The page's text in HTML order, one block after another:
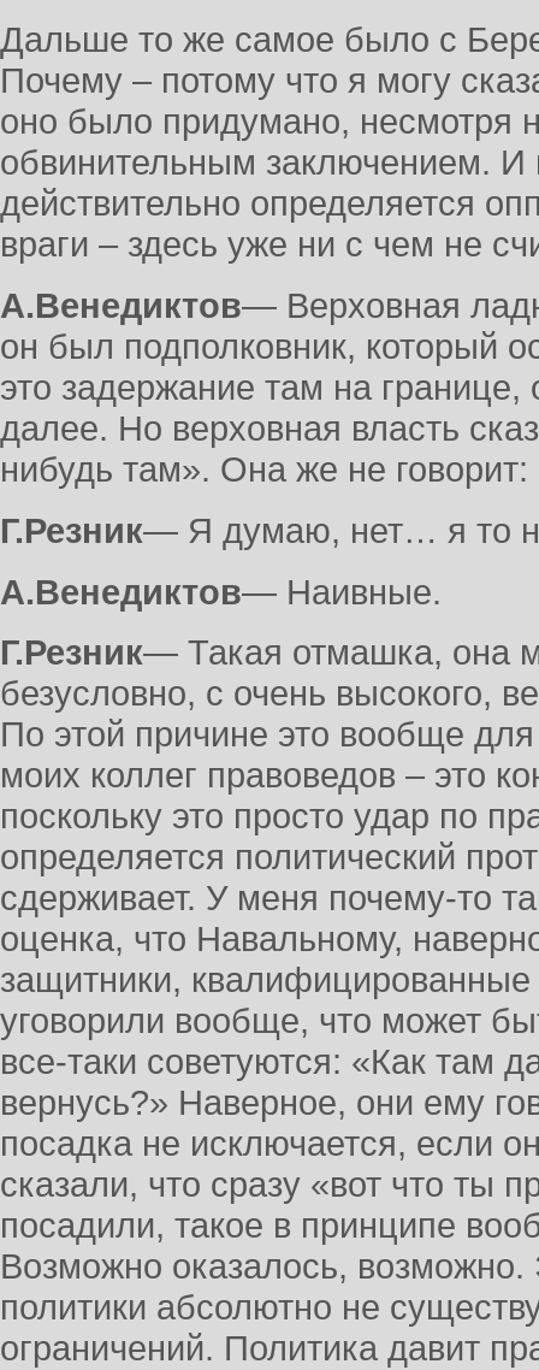
Дальше то же самое было с
Почему – потому что я могу
оно было придумано, несмотря
обвинительным заключением. И
действительно определяется
враги – здесь уже ни с чем не
А.Венедиктов― Верховная
он был подполковник, который
это задержание там на границе,
далее. Но верховная власть
нибудь там». Она же не
Г.Резник― Я думаю, нет… я то
А.Венедиктов― Наивные.
Г.Резник― Такая отмашка, она
безусловно, с очень высокого,
По этой причине это вообще
моих коллег правоведов – это
поскольку это просто удар по
определяется политический
сдерживает. У меня почему-то
оценка, что Навальному,
защитники, квалифицированные
уговорили вообще, что может
все-таки советуются: «Как там
вернусь?» Наверное, они ему
посадка не исключается, если
сказали, что сразу «вот что ты
посадили, такое в принципе
Возможно оказалось, возможно.
политики абсолютно не
ограничений. Политика давит